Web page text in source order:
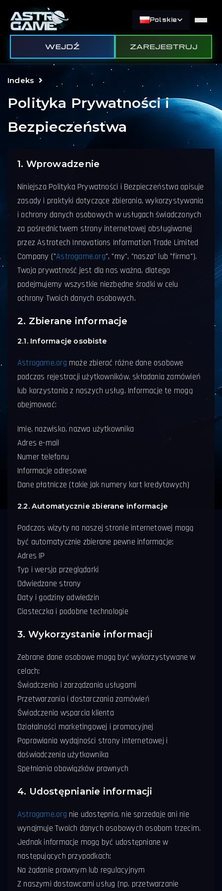
Polskie
WEJDŹ ZAREJESTRUJ
Indeks
Polityka Prywatności i
Bezpieczeństwa
1. Wprowadzenie
Niniejsza Polityka Prywatności i Bezpieczeństwa opisuje
zasady i praktyki dotyczące zbierania, wykorzystywania
i ochrony danych osobowych w usługach świadczonych
za pośrednictwem strony internetowej obsługiwanej
przez Astrotech Innovations Information Trade Limited
Company ("Astrogame.org", "my", "nasza" lub "firma").
Twoja prywatność jest dla nas ważna, dlatego
podejmujemy wszystkie niezbędne środki w celu
ochrony Twoich danych osobowych.
2. Zbierane informacje
2.1. Informacje osobiste
Astrogame.org może zbierać różne dane osobowe
podczas rejestracji użytkowników, składania zamówień
lub korzystania z naszych usług. Informacje te mogą
obejmować:
Imię, nazwisko, nazwa użytkownika
Adres e-mail
Numer telefonu
Informacje adresowe
Dane płatnicze (takie jak numery kart kredytowych)
2.2. Automatycznie zbierane informacje
Podczas wizyty na naszej stronie internetowej mogą
być automatycznie zbierane pewne informacje:
Adres IP
Typ i wersja przeglądarki
Odwiedzane strony
Daty i godziny odwiedzin
Ciasteczka i podobne technologie
3. Wykorzystanie informacji
Zebrane dane osobowe mogą być wykorzystywane w
celach:
Świadczenia i zarządzania usługami
Przetwarzania i dostarczania zamówień
Świadczenia wsparcia klienta
Działalności marketingowej i promocyjnej
Poprawiania wydajności strony internetowej i
doświadczenia użytkownika
Spełniania obowiązków prawnych
4. Udostępnianie informacji
Astrogame.org nie udostępnia, nie sprzedaje ani nie
wynajmuje Twoich danych osobowych osobom trzecim.
Jednak informacje mogą być udostępniane w
następujących przypadkach:
Na żądanie prawnym lub regulacyjnym
Z naszymi dostawcami usług (np. przetwarzanie